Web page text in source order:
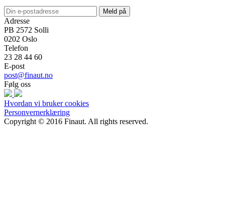
Meld på
Adresse
PB 2572 Solli
0202 Oslo
Telefon
23 28 44 60
E-post
post@finaut.no
Følg oss
Hvordan vi bruker cookies
Personvernerklæring
Copyright © 2016 Finaut. All rights reserved.